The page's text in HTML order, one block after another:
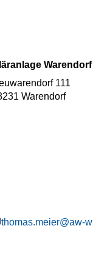
Warendorf
111
Warendorf
thomas.meier@aw-